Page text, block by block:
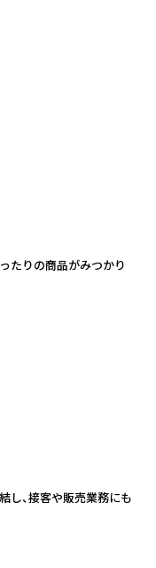
たりの商品がみつかり
し、接客や販売業務にも